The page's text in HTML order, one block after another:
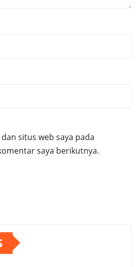
situs web saya pada
saya berikutnya.